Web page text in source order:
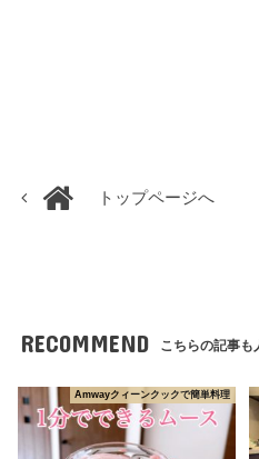
トップページへ
RECOMMEND こちらの記事も
Amwayクィーンクックで簡単料理